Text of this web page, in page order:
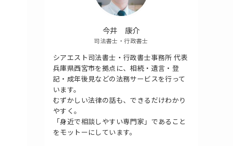
今井 康介
司法書士・行政書士
シアエスト司法書士・行政書士事務所 代表
兵庫県西宮市を拠点に、相続・遺言・登
記・成年後見などの法務サービスを行って
います。
むずかしい法律の話も、できるだけわかり
やすく。
「身近で相談しやすい専門家」であること
をモットーにしています。